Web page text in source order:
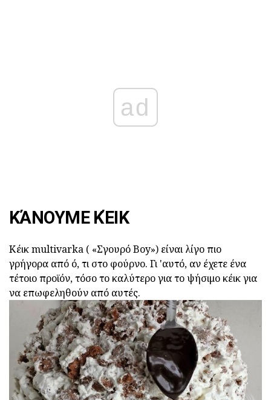
ad
ΚΆΝΟΥΜΕ ΚΈΙΚ
Κέικ multivarka ( «Σγουρό Boy») είναι λίγο πιο
γρήγορα από ό, τι στο φούρνο. Γι 'αυτό, αν έχετε ένα
τέτοιο προϊόν, τόσο το καλύτερο για το ψήσιμο κέικ για
να επωφεληθούν από αυτές.